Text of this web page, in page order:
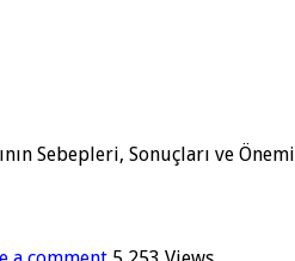
Sebepleri, Sonuçları ve Önemi